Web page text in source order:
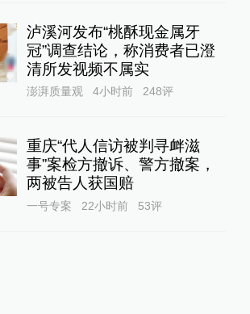
泸溪河发布“桃酥现金属牙
冠”调查结论，称消费者已澄
清所发视频不属实
澎湃质量观 4小时前 248评
重庆“代人信访被判寻衅滋
事”案检方撤诉、警方撤案，
两被告人获国赔
一号专案 22小时前 53评